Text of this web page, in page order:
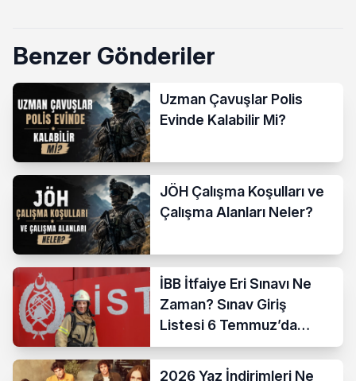
Benzer Gönderiler
Uzman Çavuşlar Polis
Evinde Kalabilir Mi?
JÖH Çalışma Koşulları ve
Çalışma Alanları Neler?
İBB İtfaiye Eri Sınavı Ne
Zaman? Sınav Giriş
Listesi 6 Temmuz’da
Açıklanıyor
2026 Yaz İndirimleri Ne